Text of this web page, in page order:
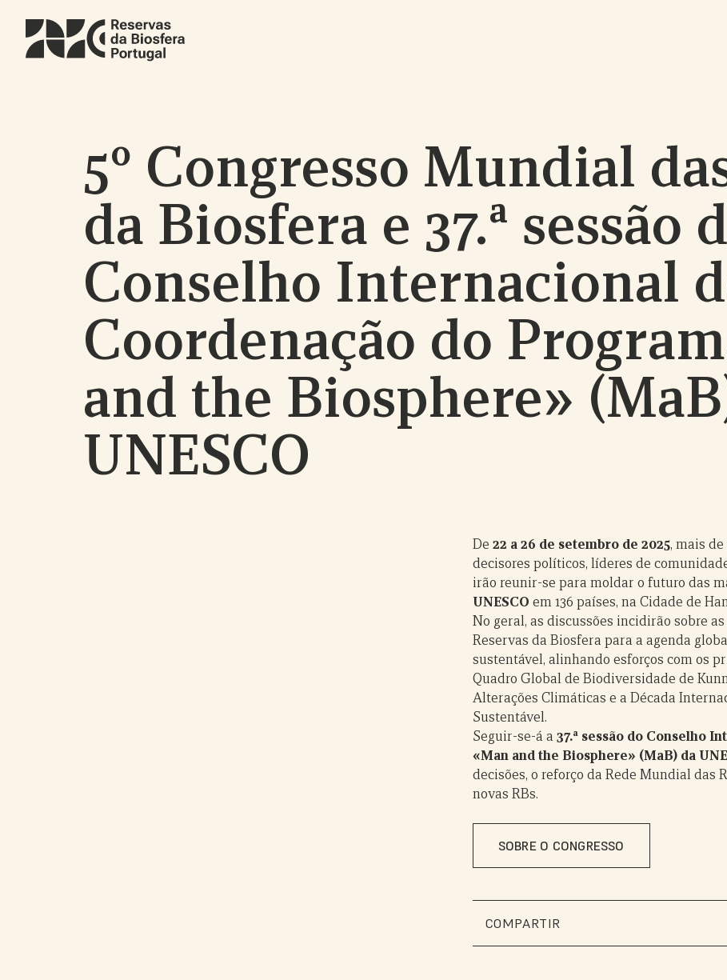
main
5º Congresso Mundial
da Biosfera e 37.ª sessão
Conselho Internacional
Coordenação do
and the Biosphere»
UNESCO
De 22 a 26 de setembro de 2025, mais
decisores políticos, líderes de
irão reunir-se para moldar o futuro das
UNESCO em 136 países, na Cidade de
No geral, as discussões incidirão sobre
Reservas da Biosfera para a agenda
sustentável, alinhando esforços com os
Quadro Global de Biodiversidade de
Alterações Climáticas e a Década
Sustentável.
Seguir-se-á a 37.ª sessão do Conselho
«Man and the Biosphere» (MaB) da
decisões, o reforço da Rede Mundial das
novas RBs.
SOBRE O CONGRESSO
COMPARTIR